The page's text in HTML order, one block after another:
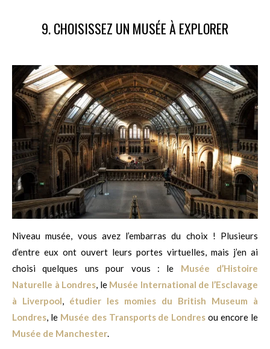
9. CHOISISSEZ UN MUSÉE À EXPLORER
Niveau musée, vous avez l’embarras du choix ! Plusieurs
d’entre eux ont ouvert leurs portes virtuelles, mais j’en ai
choisi quelques uns pour vous : le Musée d’Histoire
Naturelle à Londres , le Musée International de l’Esclavage
à Liverpool
étudier les momies du British Museum à
Londres , le Musée des Transports de Londres ou encore le
Musée de Manchester